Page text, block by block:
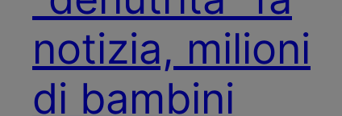
notizia, milioni
di bambini